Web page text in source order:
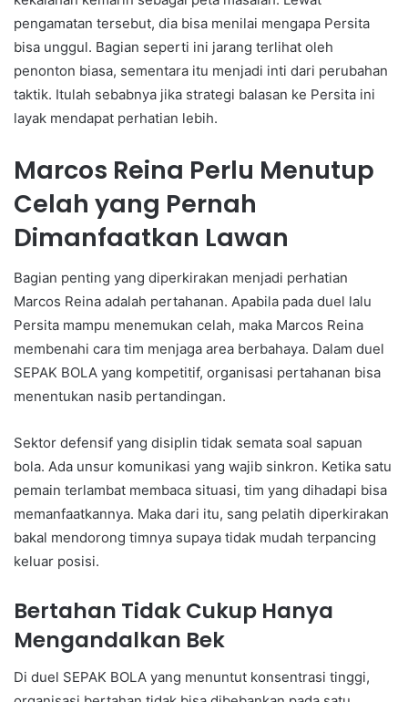
pengamatan tersebut, dia bisa menilai mengapa Persita
bisa unggul. Bagian seperti ini jarang terlihat oleh
penonton biasa, sementara itu menjadi inti dari perubahan
taktik. Itulah sebabnya jika strategi balasan ke Persita ini
layak mendapat perhatian lebih.
Marcos Reina Perlu Menutup
Celah yang Pernah
Dimanfaatkan Lawan
Bagian penting yang diperkirakan menjadi perhatian
Marcos Reina adalah pertahanan. Apabila pada duel lalu
Persita mampu menemukan celah, maka Marcos Reina
membenahi cara tim menjaga area berbahaya. Dalam duel
SEPAK BOLA yang kompetitif, organisasi pertahanan bisa
menentukan nasib pertandingan.
Sektor defensif yang disiplin tidak semata soal sapuan
bola. Ada unsur komunikasi yang wajib sinkron. Ketika satu
pemain terlambat membaca situasi, tim yang dihadapi bisa
memanfaatkannya. Maka dari itu, sang pelatih diperkirakan
bakal mendorong timnya supaya tidak mudah terpancing
keluar posisi.
Bertahan Tidak Cukup Hanya
Mengandalkan Bek
Di duel SEPAK BOLA yang menuntut konsentrasi tinggi,